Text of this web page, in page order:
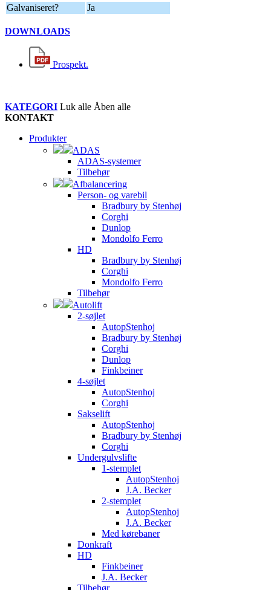
Galvaniseret?
Ja
DOWNLOADS
Prospekt.
KATEGORI Luk alle Åben alle
KONTAKT
Produkter
ADAS
ADAS-systemer
Tilbehør
Afbalancering
Person- og varebil
Bradbury by Stenhøj
Corghi
Dunlop
Mondolfo Ferro
HD
Bradbury by Stenhøj
Corghi
Mondolfo Ferro
Tilbehør
Autolift
2-søjlet
AutopStenhoj
Bradbury by Stenhøj
Corghi
Dunlop
Finkbeiner
4-søjlet
AutopStenhoj
Corghi
Sakselift
AutopStenhoj
Bradbury by Stenhøj
Corghi
Undergulvslifte
1-stemplet
AutopStenhoj
J.A. Becker
2-stemplet
AutopStenhoj
J.A. Becker
Med kørebaner
Donkraft
HD
Finkbeiner
J.A. Becker
Tilbehør